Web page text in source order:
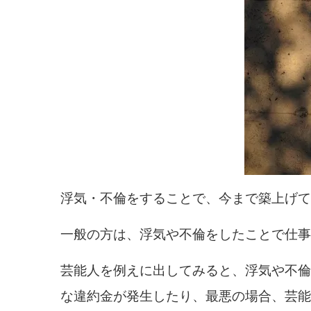
浮気・不倫をすることで、今まで築上げ
一般の方は、浮気や不倫をしたことで仕
芸能人を例えに出してみると、浮気や不
な違約金が発生したり、最悪の場合、芸